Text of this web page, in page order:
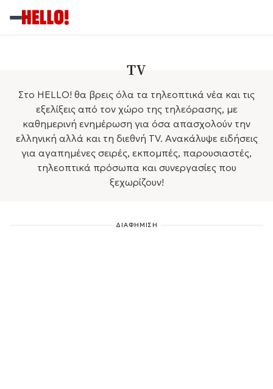
TV
Στο HELLO! θα βρεις όλα τα τηλεοπτικά νέα και τις
εξελίξεις από τον χώρο της τηλεόρασης, με
καθημερινή ενημέρωση για όσα απασχολούν την
ελληνική αλλά και τη διεθνή TV. Ανακάλυψε ειδήσεις
για αγαπημένες σειρές, εκπομπές, παρουσιαστές,
τηλεοπτικά πρόσωπα και συνεργασίες που
ξεχωρίζουν!
ΔΙΑΦΗΜΙΣΗ